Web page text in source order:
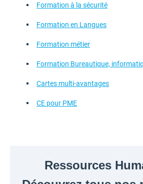
Formation à la sécurité
Formation en Langues
Formation métier
Formation Bureautique,
Cartes multi-avantages
CE pour PME
Ressources